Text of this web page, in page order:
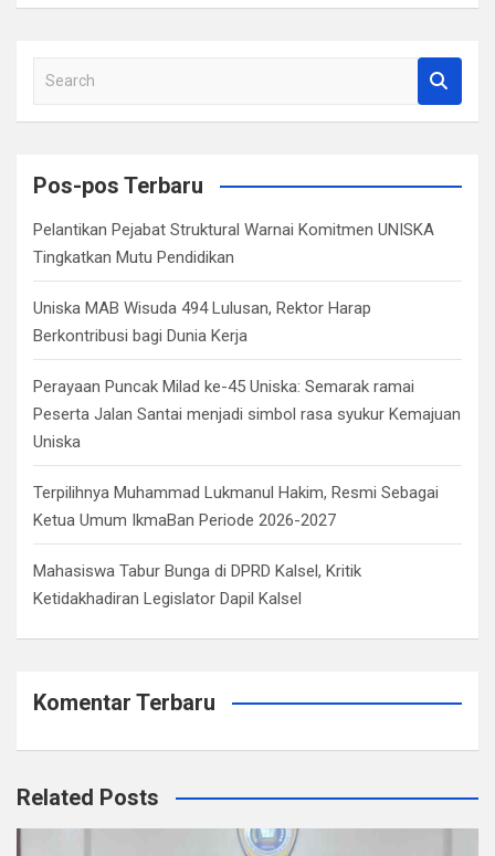
a
c
Pos-pos Terbaru
Pelantikan Pejabat Struktural Warnai Komitmen UNISKA
Tingkatkan Mutu Pendidikan
Uniska MAB Wisuda 494 Lulusan, Rektor Harap
Berkontribusi bagi Dunia Kerja
Perayaan Puncak Milad ke-45 Uniska: Semarak ramai
Peserta Jalan Santai menjadi simbol rasa syukur Kemajuan
Uniska
Terpilihnya Muhammad Lukmanul Hakim, Resmi Sebagai
Ketua Umum IkmaBan Periode 2026-2027
Mahasiswa Tabur Bunga di DPRD Kalsel, Kritik
Ketidakhadiran Legislator Dapil Kalsel
Komentar Terbaru
Related Posts